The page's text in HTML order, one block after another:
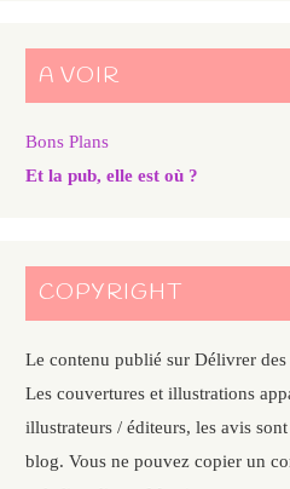
A VOIR
Bons Plans
Et la pub, elle est où ?
COPYRIGHT
Le contenu publié sur Délivrer
Les couvertures et illustrations
illustrateurs / éditeurs, les avis
blog. Vous ne pouvez copier un